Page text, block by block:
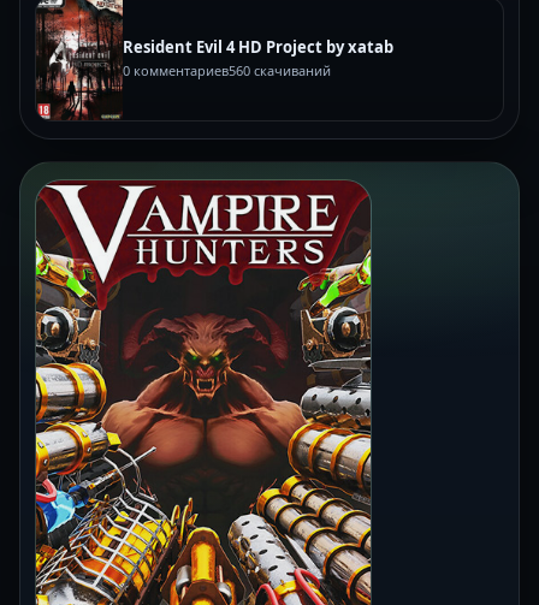
Resident Evil 4 HD Project by xatab
0 комментариев560 скачиваний